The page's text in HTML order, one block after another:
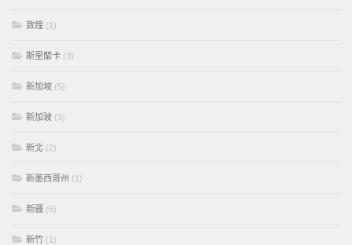
敦煌 (1)
斯里蘭卡 (3)
新加坡 (5)
新加玻 (3)
新北 (2)
新墨西哥州 (1)
新疆 (5)
新竹 (1)